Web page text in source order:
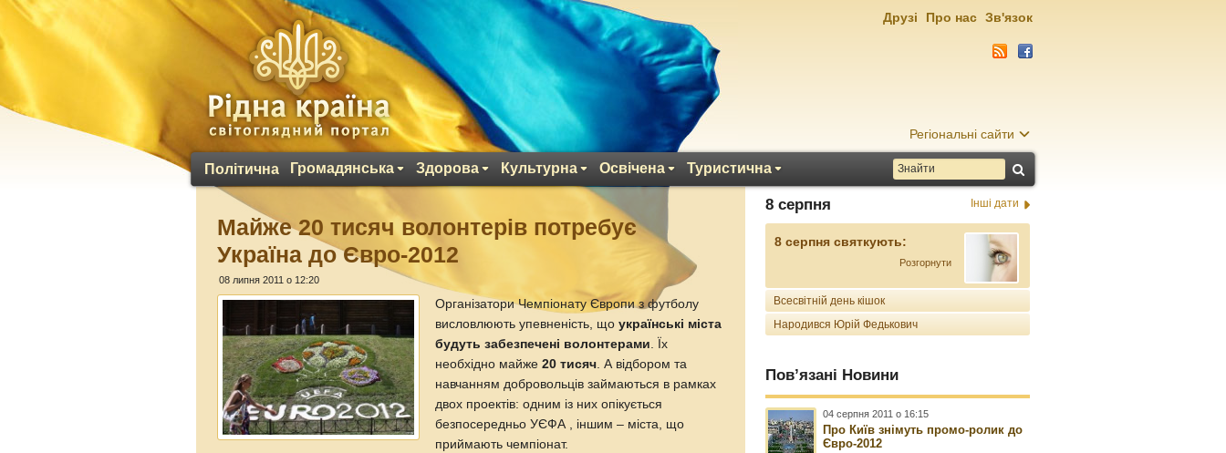
Регіональні сайти
Політична Громадянська Здорова Культурна Освічена Туристична
Друзі Про нас Зв'язок
Майже 20 тисяч волонтерів потребує
Україна до Євро-2012
08 липня 2011 о 12:20
Організатори Чемпіонату Європи з футболу
висловлюють упевненість, щоукраїнські міста
будуть забезпечені волонтерами. Їх
необхідно майже20 тисяч. А відбором та
навчанням добровольців займаються в рамках
двох проектів: одним із них опікується
безпосередньо УЄФА , іншим – міста, що
приймають чемпіонат.
8 серпня Інші дати
8 серпня святкують:
Розгорнути
Всесвітній день кішок
Народився Юрій Федькович
Пов’язані Новини
04 серпня 2011 о 16:15
Про Київ знімуть промо-ролик до
Євро-2012